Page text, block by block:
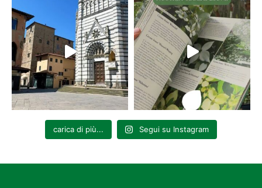
carica di più... Segui su Instagram